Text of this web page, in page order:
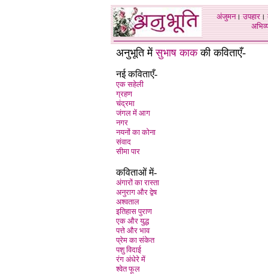
अंजुमन।उपहार।
अनुभूति मेंसुभाष काक की कविताएँ-
नई कविताएँ-
एक सहेली
ग्रहण
चंद्रमा
जंगल में आग
नगर
नयनों का कोना
संवाद
सीमा पार
कविताओं में-
अंगारों का रास्ता
अनुराग और द्वेष
अश्वताल
इतिहास पुराण
एक और युद्ध
पत्ते और भाव
प्रेम का संकेत
पशु विदाई
रंग अंधेरे में
श्वेत फूल